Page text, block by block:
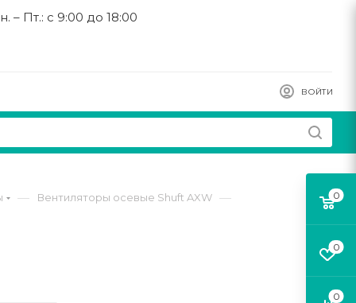
– Пт.: с 9:00 до 18:00
ВОЙТИ
— Вентиляторы осевые Shuft AXW — 0
0
0